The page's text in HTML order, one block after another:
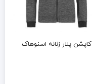
کاپشن پلار زنانه اسنوهاک